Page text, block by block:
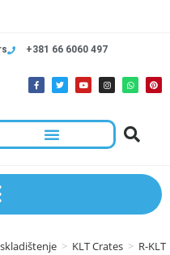
+381 66 6060 497
> KLT Crates > R-KLT